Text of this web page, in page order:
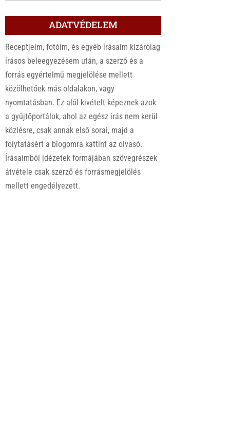
ADATVÉDELEM
Receptjeim, fotóim, és egyéb írásaim kizárólag
írásos beleegyezésem után, a szerző és a
forrás egyértelmű megjelölése mellett
közölhetőek más oldalakon, vagy
nyomtatásban. Ez alól kivételt képeznek azok
a gyűjtőportálok, ahol az egész írás nem kerül
közlésre, csak annak első sorai, majd a
folytatásért a blogomra kattint az olvasó.
Írásaimból idézetek formájában szövegrészek
átvétele csak szerző és forrásmegjelölés
mellett engedélyezett.